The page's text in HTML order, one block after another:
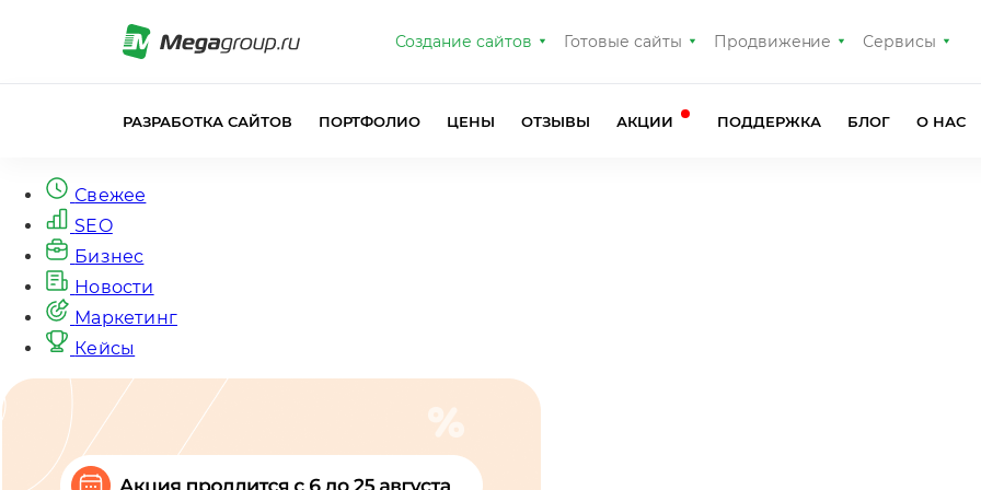
Создание сайтов Готовые сайты Продвижение Сервисы
РАЗРАБОТКА САЙТОВ ПОРТФОЛИО ЦЕНЫ ОТЗЫВЫ АКЦИИ ПОДДЕРЖКА БЛОГ О НАС
Свежее
SEO
Бизнес
Новости
Маркетинг
Кейсы